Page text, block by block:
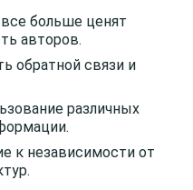
больше ценят
авторов.
обратной связи и
различных
к независимости от